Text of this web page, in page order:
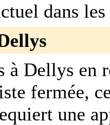
dans
à Dellys en
fermée,
une